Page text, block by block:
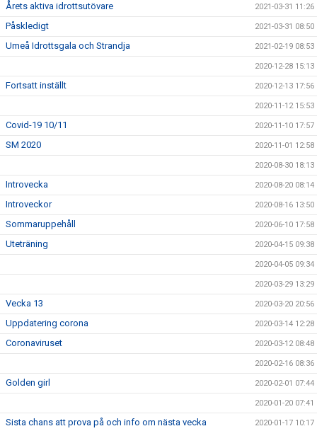
Årets aktiva idrottsutövare 2021-03-31 11:26
Påskledigt 2021-03-31 08:50
Umeå Idrottsgala och Strandja 2021-02-19 08:53
2020-12-28 15:13
Fortsatt inställt 2020-12-13 17:56
2020-11-12 15:53
Covid-19 10/11 2020-11-10 17:57
SM 2020 2020-11-01 12:58
2020-08-30 18:13
Introvecka 2020-08-20 08:14
Introveckor 2020-08-16 13:50
Sommaruppehåll 2020-06-10 17:58
Uteträning 2020-04-15 09:38
2020-04-05 09:34
2020-03-29 13:29
Vecka 13 2020-03-20 20:56
Uppdatering corona 2020-03-14 12:28
Coronaviruset 2020-03-12 08:48
2020-02-16 08:36
Golden girl 2020-02-01 07:44
2020-01-20 07:41
Sista chans att prova på och info om nästa vecka 2020-01-17 10:17